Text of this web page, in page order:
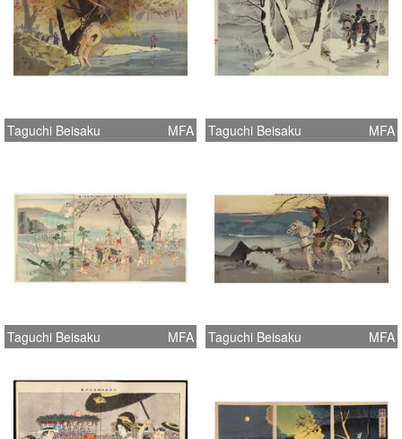
Taguchi Beisaku MFA Taguchi Beisaku MFA
Taguchi Beisaku MFA Taguchi Beisaku MFA